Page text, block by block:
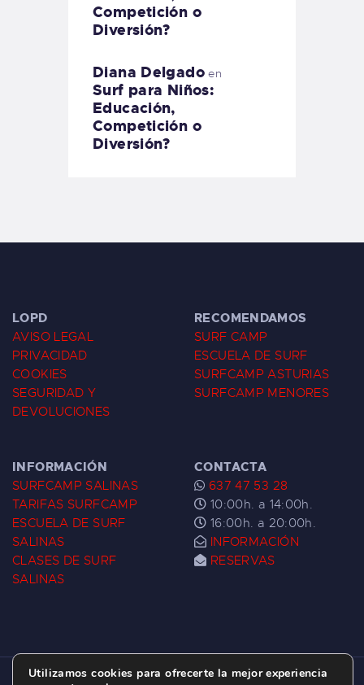
Competición o
Diversión?
Diana Delgadoen
Surf para Niños:
Educación,
Competición o
Diversión?
LOPD
AVISO LEGAL
PRIVACIDAD
COOKIES
SEGURIDAD Y
DEVOLUCIONES
RECOMENDAMOS
SURF CAMP
ESCUELA DE SURF
SURFCAMP ASTURIAS
SURFCAMP MENORES
INFORMACIÓN
SURFCAMP SALINAS
TARIFAS SURFCAMP
ESCUELA DE SURF
SALINAS
CLASES DE SURF
SALINAS
CONTACTA
637 47 53 28
10:00h. a 14:00h.
16:00h. a 20:00h.
INFORMACIÓN
RESERVAS
Utilizamos cookies para ofrecerte la mejor experiencia